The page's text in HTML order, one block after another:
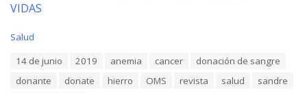
VIDAS
C
Salud
14 de junio 2019 anemia cancer
donación de sangre
donante
donate hierro OMS revista salud
sandre